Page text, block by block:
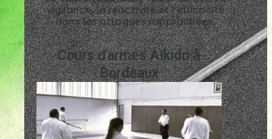
vigilance, la réactivité et l’efficacité
dans les attaques rapprochées.
Cours d'armes Aïkido à
Bordeaux